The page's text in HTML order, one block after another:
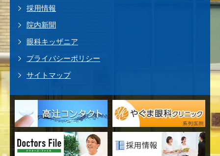
採用情報
院内新聞
眼科キッザニア
プライバシーポリシー
サイトマップ